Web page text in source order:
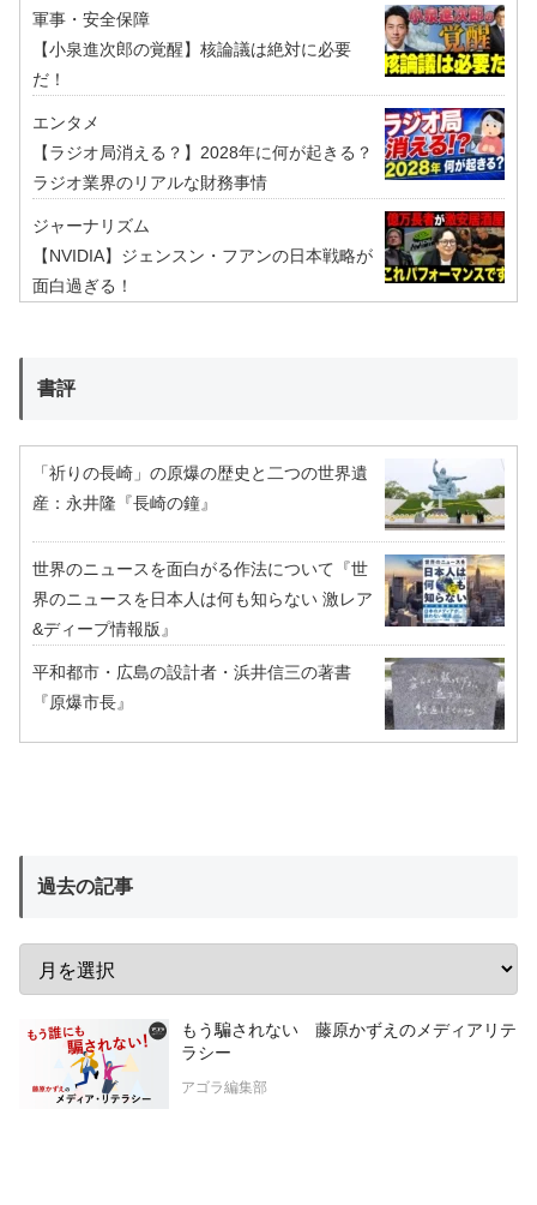
軍事・安全保障
【小泉進次郎の覚醒】核論議は絶対に必要
だ！
エンタメ
【ラジオ局消える？】2028年に何が起きる？
ラジオ業界のリアルな財務事情
ジャーナリズム
【NVIDIA】ジェンスン・フアンの日本戦略が
面白過ぎる！
書評
「祈りの長崎」の原爆の歴史と二つの世界遺
産：永井隆『長崎の鐘』
世界のニュースを面白がる作法について『世
界のニュースを日本人は何も知らない 激レア
&ディープ情報版』
平和都市・広島の設計者・浜井信三の著書
『原爆市長』
過去の記事
もう騙されない 藤原かずえのメディアリテ
ラシー
アゴラ編集部